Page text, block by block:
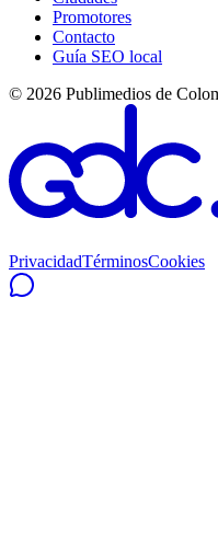
Promotores
Contacto
Guía SEO local
© 2026 Publimedios de
PrivacidadTérminosCookies